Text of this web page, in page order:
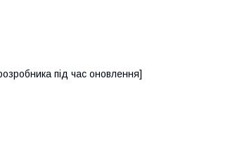
під час оновлення]